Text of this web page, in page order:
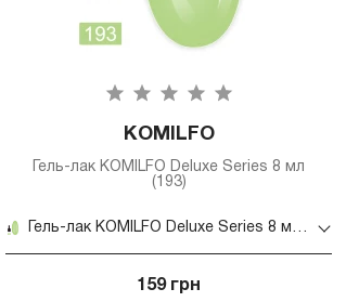
KOMILFO
Гель-лак KOMILFO Deluxe Series 8 мл
(193)
Гель-лак KOMILFO Deluxe Series 8 мл (193)
159 грн